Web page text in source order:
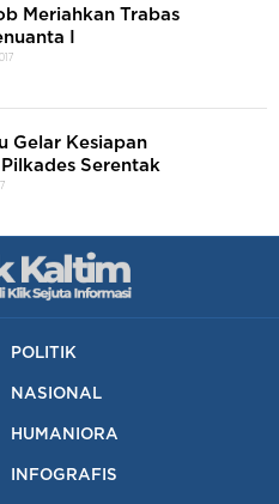
Meriahkan Trabas
I
Gelar Kesiapan
Serentak
POLITIK
NASIONAL
HUMANIORA
INFOGRAFIS